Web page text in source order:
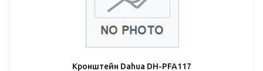
Кронштейн Dahua DH-PFA117